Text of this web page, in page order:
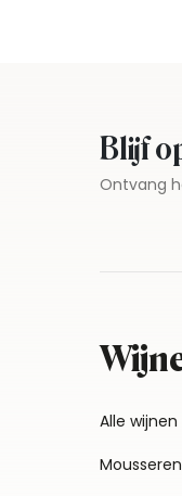
Blijf
Ontvang
Alle wijnen